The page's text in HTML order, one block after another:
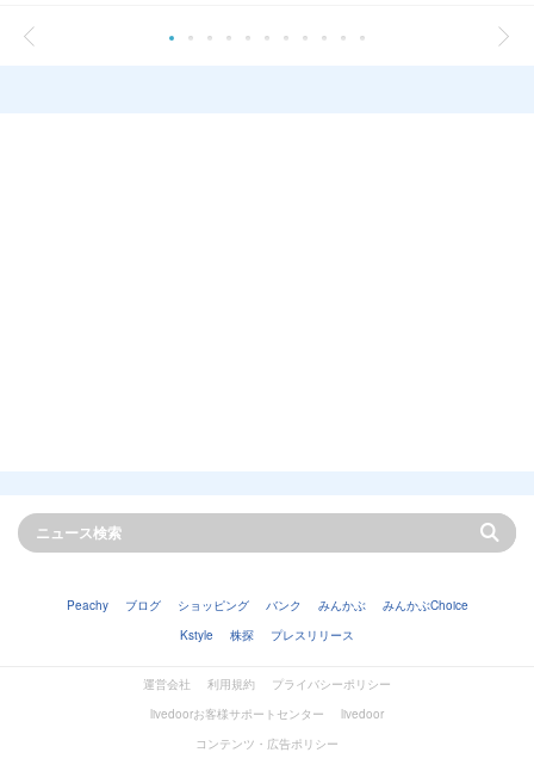
Peachy ブログ ショッピング バンク みんかぶ
みんかぶChoice
Kstyle
株探 プレスリリース
運営会社 利用規約
プライバシーポリシー
livedoorお客様サポートセンター
livedoor
コンテンツ・広告ポリシー